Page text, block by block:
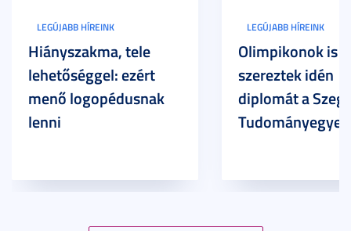
LEGÚJABB HÍREINK
Hiányszakma, tele
lehetőséggel: ezért
menő logopédusnak
lenni
LEGÚJABB HÍREINK
Olimpikonok is
szereztek idén
diplomát a